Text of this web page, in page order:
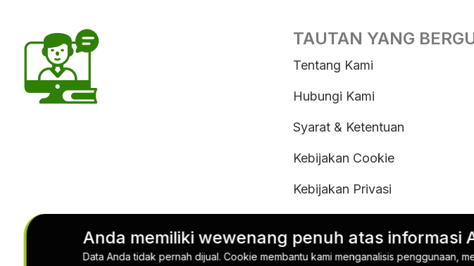
TAUTAN YANG
Tentang Kami
Hubungi Kami
Syarat & Ketentuan
Kebijakan Cookie
Kebijakan Privasi
Berhenti berlangganan
Anda memiliki wewenang penuh atas informasi
Data Anda tidak pernah dijual. Cookie membantu kami menganalisis penggunaan,